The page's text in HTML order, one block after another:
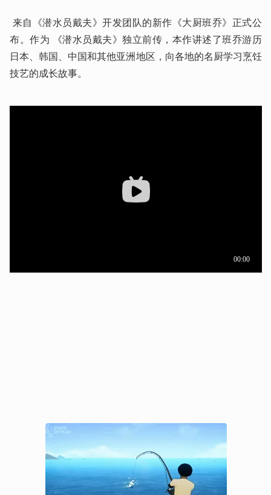
布。作为 《潜水员戴夫》独立前传，本作讲述了班乔游历
日本、韩国、中国和其他亚洲地区，向各地的名厨学习烹饪
技艺的成长故事。